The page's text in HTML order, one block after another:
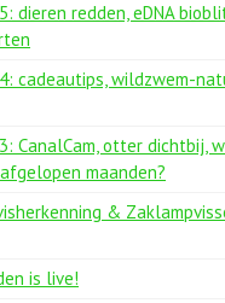
dieren redden, eDNA
cadeautips, wildzwem-
CanalCam, otter dichtbij,
maanden?
&
is live!